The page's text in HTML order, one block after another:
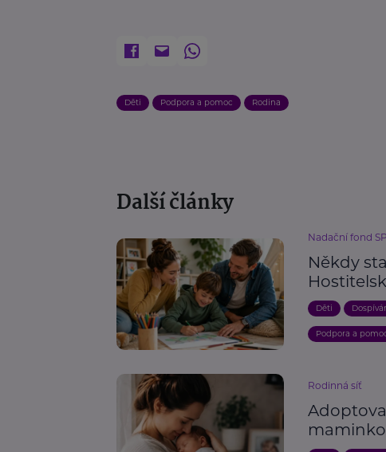
Děti Podpora a pomoc Rodina
Další články
Nadační fond
Někdy
Děti
Podpora a
Rodinná síť